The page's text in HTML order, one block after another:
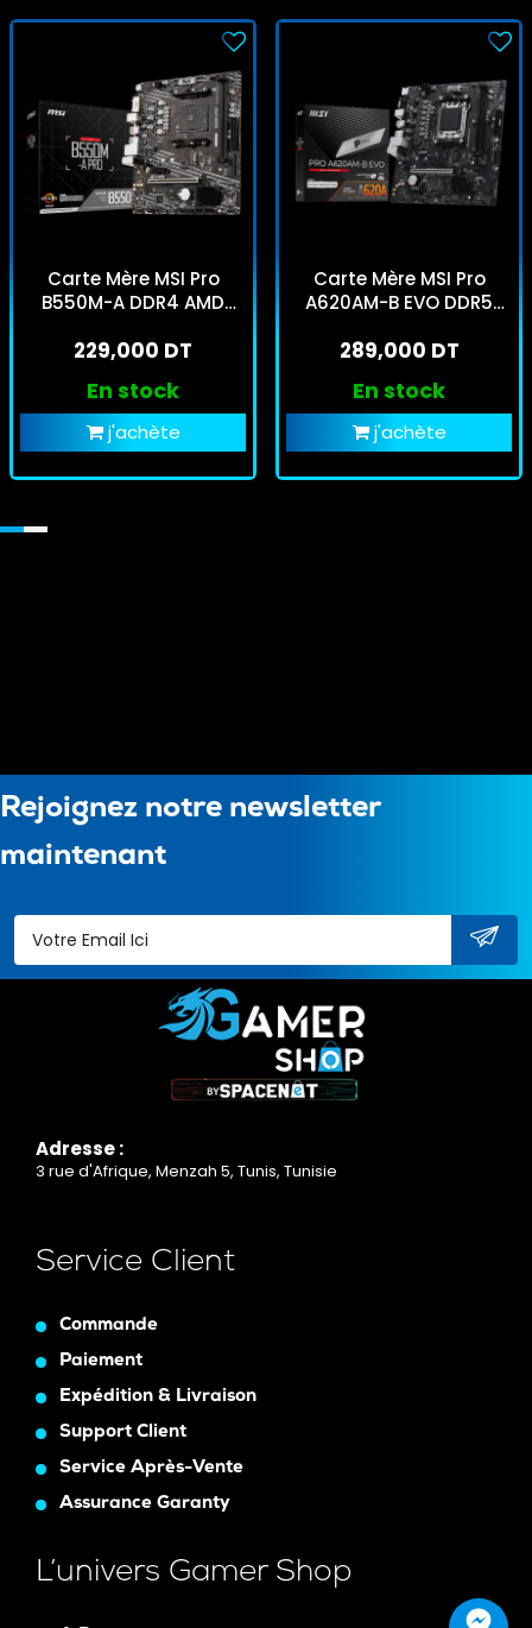
Carte Mère MSI Pro
B550M-A DDR4 AMD
229,000 DT
En stock
j'achète
Carte Mère MSI Pro
A620AM-B EVO DDR5
289,000 DT
En stock
j'achète
Rejoignez notre newsletter
maintenant
Adresse :
3 rue d'Afrique, Menzah 5, Tunis, Tunisie
Service Client
Commande
Paiement
Expédition & Livraison
Support Client
Service Après-Vente
Assurance Garanty
L’univers Gamer Shop